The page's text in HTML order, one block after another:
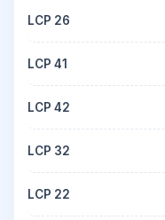
LCP 26
LCP 41
LCP 42
LCP 32
LCP 22